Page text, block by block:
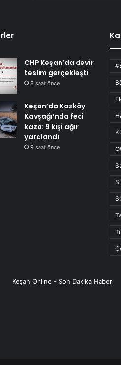
CHP Keşan’da devir
teslim gerçekleşti
8 saat önce
Keşan’da Kozköy
Kavşağı’nda feci
kaza: 9 kişi ağır
yaralandı
9 saat önce
Keşan Online - Son Dakika Haber